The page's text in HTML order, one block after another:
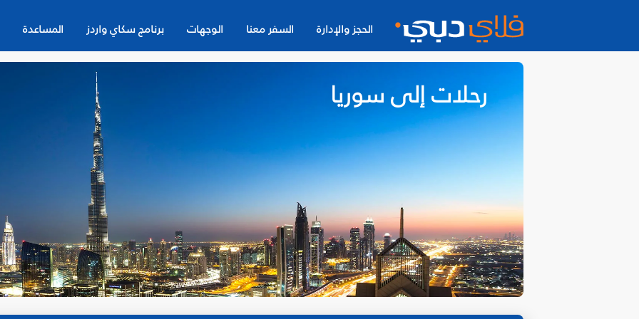
الحجز والإدارة السفر معنا الوجهات برنامج سكاي واردز المساعدة
رحلات إلى سوريا